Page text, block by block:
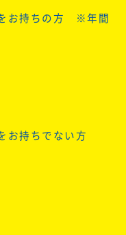
お持ちの方 ※年間
お持ちでない方